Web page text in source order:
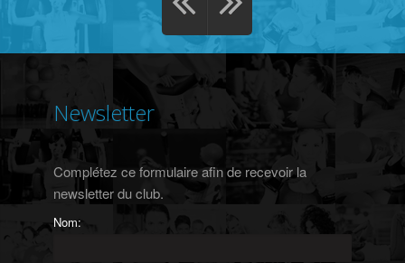
Newsletter
Complétez ce formulaire afin de recevoir la
newsletter du club.
Nom: